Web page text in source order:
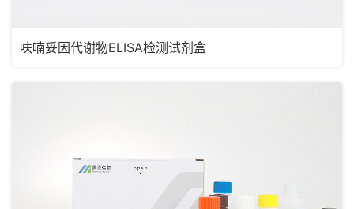
呋喃妥因代谢物ELISA检测试剂盒